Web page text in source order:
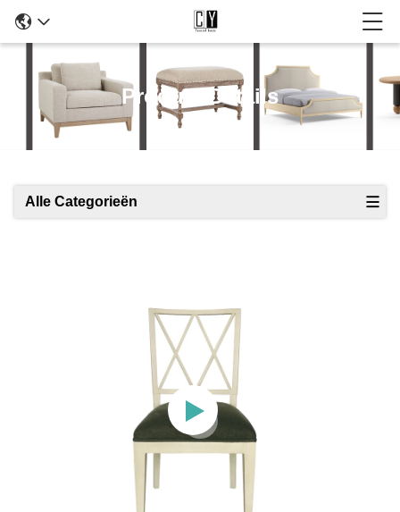
Product Details
Alle Categorieën